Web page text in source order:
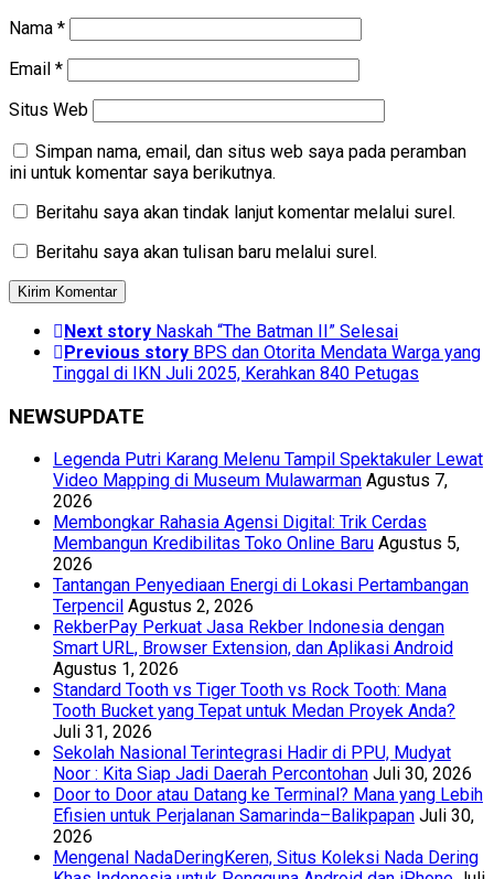
Nama *
Email *
Situs Web
Simpan nama, email, dan situs web saya pada peramban
ini untuk komentar saya berikutnya.
Beritahu saya akan tindak lanjut komentar melalui surel.
Beritahu saya akan tulisan baru melalui surel.
Next story Naskah “The Batman II” Selesai
Previous story BPS dan Otorita Mendata Warga yang
Tinggal di IKN Juli 2025, Kerahkan 840 Petugas
NEWSUPDATE
Legenda Putri Karang Melenu Tampil Spektakuler Lewat
Video Mapping di Museum Mulawarman Agustus 7,
2026
Membongkar Rahasia Agensi Digital: Trik Cerdas
Membangun Kredibilitas Toko Online Baru Agustus 5,
2026
Tantangan Penyediaan Energi di Lokasi Pertambangan
Terpencil Agustus 2, 2026
RekberPay Perkuat Jasa Rekber Indonesia dengan
Smart URL, Browser Extension, dan Aplikasi Android
Agustus 1, 2026
Standard Tooth vs Tiger Tooth vs Rock Tooth: Mana
Tooth Bucket yang Tepat untuk Medan Proyek Anda?
Juli 31, 2026
Sekolah Nasional Terintegrasi Hadir di PPU, Mudyat
Noor : Kita Siap Jadi Daerah Percontohan Juli 30, 2026
Door to Door atau Datang ke Terminal? Mana yang Lebih
Efisien untuk Perjalanan Samarinda–Balikpapan Juli 30,
2026
Mengenal NadaDeringKeren, Situs Koleksi Nada Dering